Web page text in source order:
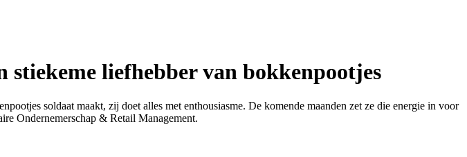
stiekeme liefhebber van bokkenpootjes
soldaat maakt, zij doet alles met enthousiasme. De komende maanden zet ze die energie in voor
Ondernemerschap & Retail Management.